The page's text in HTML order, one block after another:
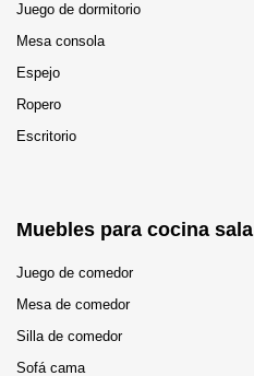
Juego de dormitorio
Mesa consola
Espejo
Ropero
Escritorio
Muebles para cocina sala
Juego de comedor
Mesa de comedor
Silla de comedor
Sofá cama